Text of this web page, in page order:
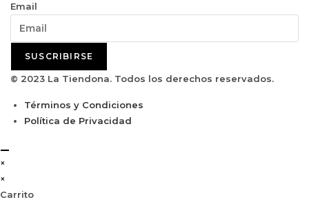
Email
SUSCRIBIRSE
© 2023 La Tiendona. Todos los derechos reservados.
Términos y Condiciones
Política de Privacidad
×
×
Carrito